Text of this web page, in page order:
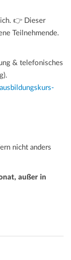
👉 Dieser
Teilnehmende.
& telefonisches
nicht anders
außer in